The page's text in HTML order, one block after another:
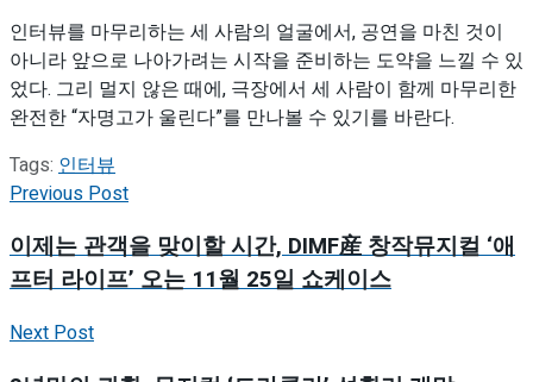
인터뷰를 마무리하는 세 사람의 얼굴에서, 공연을 마친 것이
아니라 앞으로 나아가려는 시작을 준비하는 도약을 느낄 수 있
었다. 그리 멀지 않은 때에, 극장에서 세 사람이 함께 마무리한
완전한 “자명고가 울린다”를 만나볼 수 있기를 바란다.
Tags: 인터뷰
Previous Post
이제는 관객을 맞이할 시간, DIMF産 창작뮤지컬 ‘애
프터 라이프’ 오는 11월 25일 쇼케이스
Next Post